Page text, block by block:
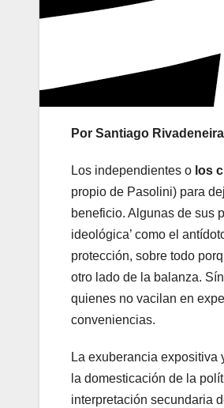
Por Santiago
Los independientes o los
propio de Pasolini) para
beneficio. Algunas de sus
ideológica’ como el
protección, sobre todo
otro lado de la balanza.
quienes no vacilan en
conveniencias.
La exuberancia
la domesticación de la
interpretación secundaria